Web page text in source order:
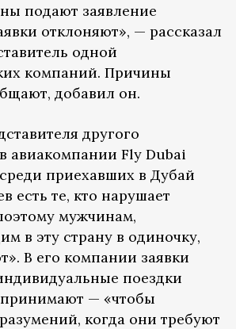
подают заявление
отклоняют», — рассказал
одной
компаний. Причины
добавил он.
другого
авиакомпании Fly Dubai
приехавших в Дубай
есть те, кто нарушает
мужчинам,
в эту страну в одиночку,
В его компании заявки
поездки
— «чтобы
когда они требуют